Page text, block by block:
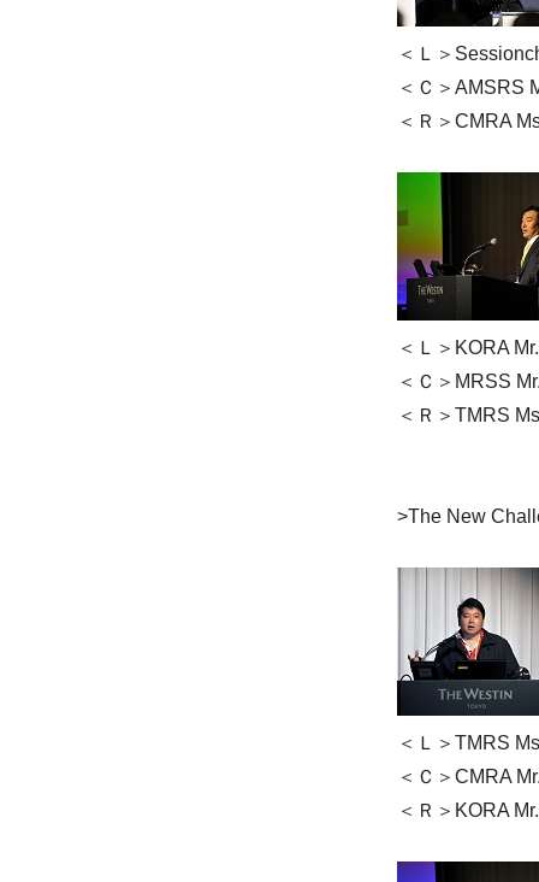
＜Ｌ＞
＜Ｃ＞AMSRS
＜Ｒ＞CMRA
＜Ｌ＞KORA
＜Ｃ＞MRSS
＜Ｒ＞TMRS
>The New
＜Ｌ＞TMRS
＜Ｃ＞CMRA
＜Ｒ＞KORA